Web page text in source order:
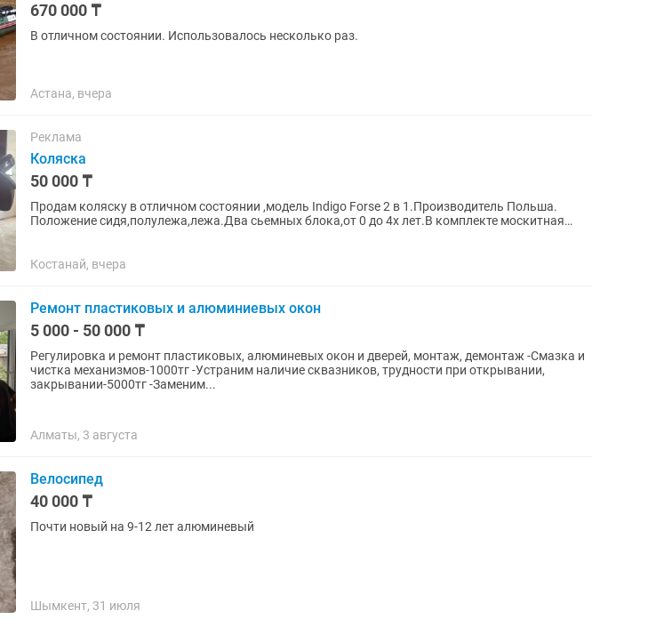
670 000 ₸
В отличном состоянии. Использовалось несколько раз.
Астана, вчера
Реклама
Коляска
50 000 ₸
Продам коляску в отличном состоянии ,модель Indigo Forse 2 в 1.Производитель Польша.
Положение сидя,полулежа,лежа.Два сьемных блока,от 0 до 4х лет.В комплекте москитная
Костанай, вчера
Ремонт пластиковых и алюминиевых окон
5 000 - 50 000 ₸
Регулировка и ремонт пластиковых, алюминевых окон и дверей, монтаж, демонтаж -Смазка и
чистка механизмов-1000тг -Устраним наличие сквазников, трудности при открывании,
закрывании-5000тг -Заменим...
Алматы, 3 августа
Велосипед
40 000 ₸
Почти новый на 9-12 лет алюминевый
Шымкент, 31 июля